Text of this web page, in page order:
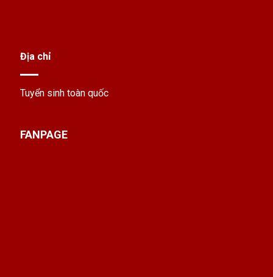
Địa chỉ
Tuyển sinh toàn quốc
FANPAGE